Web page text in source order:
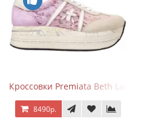
Кроссовки Premiata Beth Lace Light
8490р.